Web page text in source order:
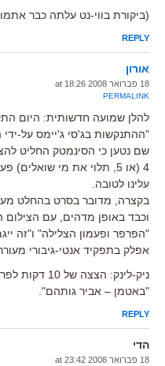
(ביקורת בווי-נט עלתה כבר
REPLY
אורון
18 פברואר 2008 at 18:26
PERMALINK
להלן שמועה חדשותית: היום
"ההתנקשות בג'סי ג'יימס על-
שם נטען כי הסינמטק החליט
4 (או 5, תלוי את מי
עלינו לטובה.
בקצרה, מדובר בסרט בהחלט
וכבד באופן מדהים, עם
"הפרפר ופעמון הצלילה" ו"זה
אפלק בתפקיד אנטי-גיבורי
ניק-לינק:
"באטמן – אביר גותהם".
REPLY
הדי
18 פברואר 2008 at 23:42